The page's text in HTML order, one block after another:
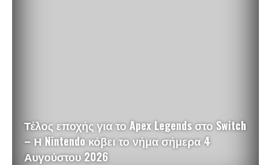
Τέλος εποχής για το Apex Legends στο Switch
– Η Nintendo κόβει το νήμα σήμερα 4
Αυγούστου 2026